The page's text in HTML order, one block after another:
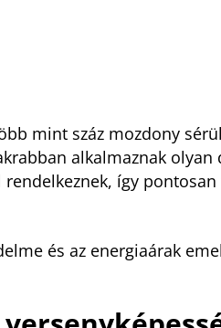
mint száz mozdony
alkalmaznak
így
és az energiaárak